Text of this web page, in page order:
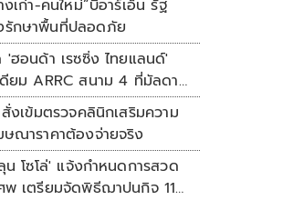
เก่า-คนใหม่”บีอาร์เอ็น รัฐ
รักษาพื้นที่ปลอดภัย
ฮอนด้า เรซซิ่ง ไทยแลนด์'
ยม ARRC สนาม 4 ที่มัลดาลิ
สั่งเข้มตรวจคลินิกเสริมความ
ษณาราคาต้องจ่ายจริง
โซโล่' แจ้งกำหนดการสวด
พ เตรียมจัดพิธีฌาปนกิจ 11